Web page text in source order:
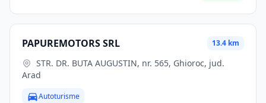
PAPUREMOTORS SRL 13.4 km
Arad
Autoturisme